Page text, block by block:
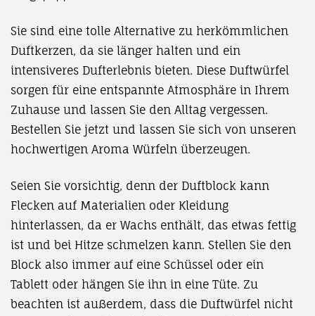
Sie sind eine tolle Alternative zu herkömmlichen
Duftkerzen, da sie länger halten und ein
intensiveres Dufterlebnis bieten. Diese Duftwürfel
sorgen für eine entspannte Atmosphäre in Ihrem
Zuhause und lassen Sie den Alltag vergessen.
Bestellen Sie jetzt und lassen Sie sich von unseren
hochwertigen Aroma Würfeln überzeugen.
Seien Sie vorsichtig, denn der Duftblock kann
Flecken auf Materialien oder Kleidung
hinterlassen, da er Wachs enthält, das etwas fettig
ist und bei Hitze schmelzen kann. Stellen Sie den
Block also immer auf eine Schüssel oder ein
Tablett oder hängen Sie ihn in eine Tüte. Zu
beachten ist außerdem, dass die Duftwürfel nicht